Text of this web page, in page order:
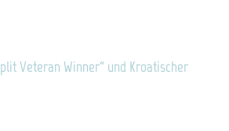
Veteran Winner“ und Kroatischer